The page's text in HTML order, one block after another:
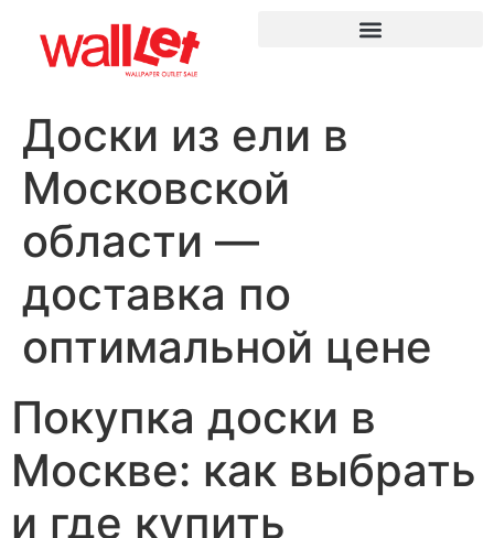
Доски из ели в
Московской
области —
доставка по
оптимальной цене
Покупка доски в
Москве: как выбрать
и где купить